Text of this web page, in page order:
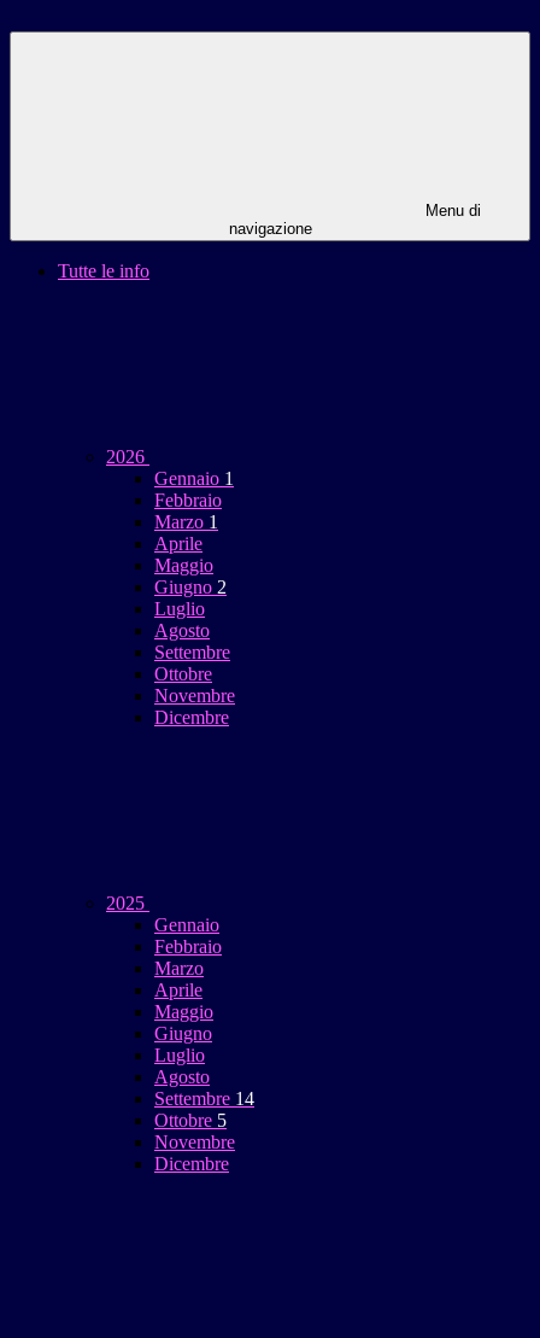
Menu di
navigazione
Tutte le info
2026
Gennaio 1
Febbraio
Marzo 1
Aprile
Maggio
Giugno 2
Luglio
Agosto
Settembre
Ottobre
Novembre
Dicembre
2025
Gennaio
Febbraio
Marzo
Aprile
Maggio
Giugno
Luglio
Agosto
Settembre 14
Ottobre 5
Novembre
Dicembre